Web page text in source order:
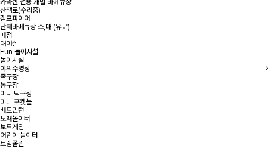
카라반 전용 개별 바베큐장
산책로(수리중)
캠프파이어
단체바베큐장 소,대 (유료)
매점
대여실
Fun 놀이시설
놀이시설
야외수영장
족구장
농구장
미니 탁구장
미니 포켓볼
배드민턴
모래놀이터
보드게임
어린이 놀이터
트램폴린